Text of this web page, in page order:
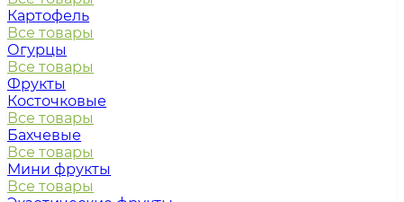
Картофель
Все товары
Огурцы
Все товары
Фрукты
Косточковые
Все товары
Бахчевые
Все товары
Мини фрукты
Все товары